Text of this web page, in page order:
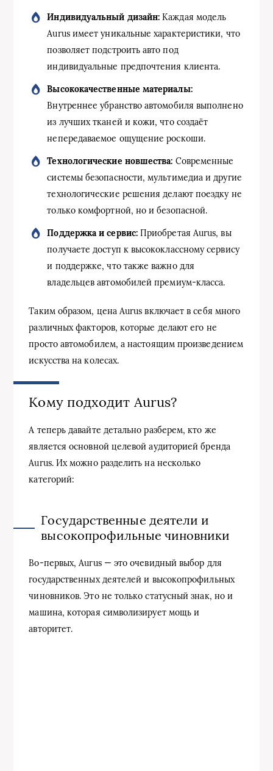
Индивидуальный дизайн: Каждая модель
Aurus имеет уникальные характеристики, что
позволяет подстроить авто под
индивидуальные предпочтения клиента.
Высококачественные материалы:
Внутреннее убранство автомобиля выполнено
из лучших тканей и кожи, что создаёт
непередаваемое ощущение роскоши.
Технологические новшества: Современные
системы безопасности, мультимедиа и другие
технологические решения делают поездку не
только комфортной, но и безопасной.
Поддержка и сервис:Приобретая Aurus, вы
получаете доступ к высококлассному сервису
и поддержке, что также важно для
владельцев автомобилей премиум-класса.
Таким образом, цена Aurus включает в себя много
различных факторов, которые делают его не
просто автомобилем, а настоящим произведением
искусства на колесах.
Кому подходит Aurus?
А теперь давайте детально разберем, кто же
является основной целевой аудиторией бренда
Aurus. Их можно разделить на несколько
категорий:
Государственные деятели и
высокопрофильные чиновники
Во-первых, Aurus — это очевидный выбор для
государственных деятелей и высокопрофильных
чиновников. Это не только статусный знак, но и
машина, которая символизирует мощь и
авторитет.